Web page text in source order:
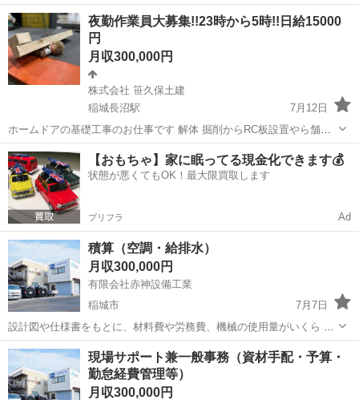
様の来院応対 ・会計業務 ・予約管理 ・電話応対、その他付随
業務 周りの仲間がサポートしますので未経験でも安心◎ 少しずつ覚え
ていきましょう！ ※将...
東京 稲城市 医療事務
夜勤作業員大募集!!23時から5時!!日給15000
円
月収300,000円
株式会社 笹久保土建
稲城長沼駅
7月12日
ホームドアの基礎工事のお仕事です 解体 掘削からRC板設置やら舗装
まで一手に行っています 多能工として色んな技術身につけられます!!!
23時に稲城長沼の置き場に集合 現場に直行直帰可マイカー通勤可 ダン
プ ト...
東京 稲城市 稲城長沼駅 土木 多能工
【おもちゃ】家に眠ってる現金化できます💰
状態が悪くてもOK！最大限買取します
プリフラ Ad
積算（空調・給排水）
月収300,000円
有限会社赤神設備工業
稲城市
7月7日
設計図や仕様書をもとに、材料費や労務費、機械の使用量がいくら か
かかるかの見積もりを算出していただきます。ご担当いただく案 件
は、病院・福祉施設、公共施設、商業施設、住宅・マンション、 生
産・流通施設、教育・文化施設で...
東京 稲城市 その他 業務
現場サポート兼一般事務（資材手配・予算・
勤怠経費管理等）
月収300,000円